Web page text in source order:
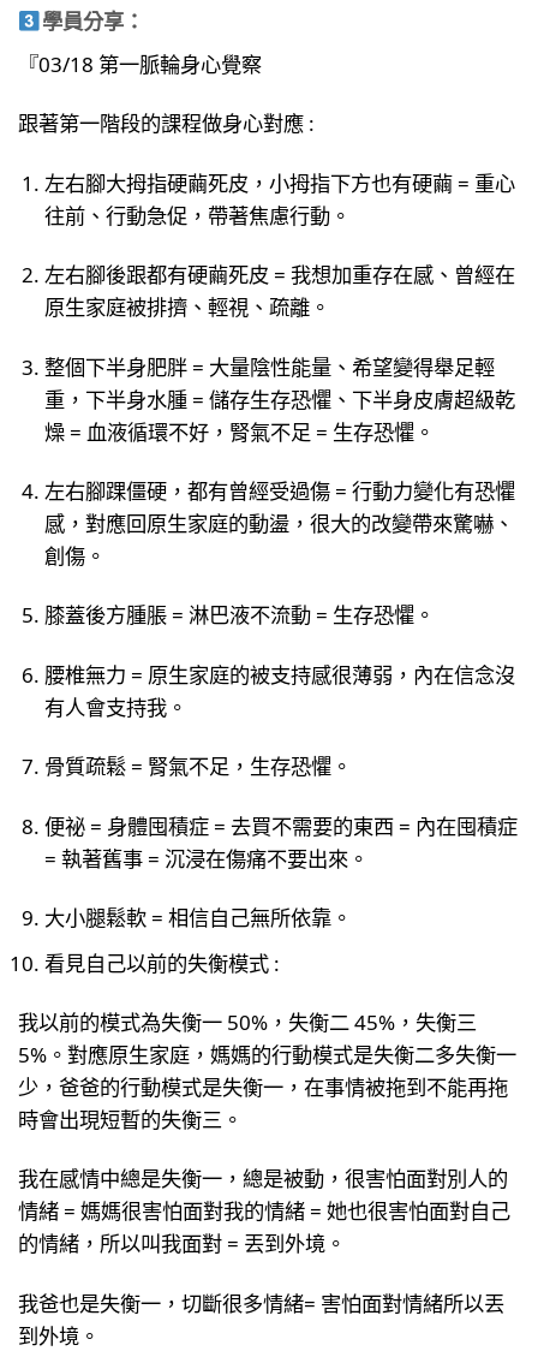
學員分享：
『03/18 第一脈輪身心覺察
跟著第一階段的課程做身心對應 :
左右腳大拇指硬繭死皮，小拇指下方也有硬繭 = 重心
往前、行動急促，帶著焦慮行動。
左右腳後跟都有硬繭死皮 = 我想加重存在感、曾經在
原生家庭被排擠、輕視、疏離。
整個下半身肥胖 = 大量陰性能量、希望變得舉足輕
重，下半身水腫 = 儲存生存恐懼、下半身皮膚超級乾
燥 = 血液循環不好，腎氣不足 = 生存恐懼。
左右腳踝僵硬，都有曾經受過傷 = 行動力變化有恐懼
感，對應回原生家庭的動盪，很大的改變帶來驚嚇、
創傷。
膝蓋後方腫脹 = 淋巴液不流動 = 生存恐懼。
腰椎無力 = 原生家庭的被支持感很薄弱，內在信念沒
有人會支持我。
骨質疏鬆 = 腎氣不足，生存恐懼。
便祕 = 身體囤積症 = 去買不需要的東西 = 內在囤積症
= 執著舊事 = 沉浸在傷痛不要出來。
大小腿鬆軟 = 相信自己無所依靠。
看見自己以前的失衡模式 :
我以前的模式為失衡一 50%，失衡二 45%，失衡三
5%。對應原生家庭，媽媽的行動模式是失衡二多失衡一
少，爸爸的行動模式是失衡一，在事情被拖到不能再拖
時會出現短暫的失衡三。
我在感情中總是失衡一，總是被動，很害怕面對別人的
情緒 = 媽媽很害怕面對我的情緒 = 她也很害怕面對自己
的情緒，所以叫我面對 = 丟到外境。
我爸也是失衡一，切斷很多情緒= 害怕面對情緒所以丟
到外境。